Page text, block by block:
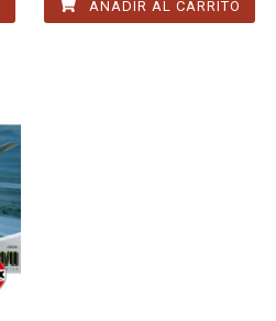
AÑADIR AL CARRITO